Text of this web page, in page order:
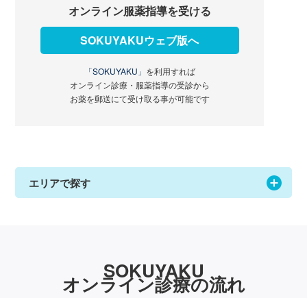
オンライン服薬指導を受ける
SOKUYAKUウェブ版へ
「SOKUYAKU」 を利用すれば
オンライン診療・服薬指導の受診から
お薬を郵送にて受け取る事が可能です
エリアで探す
SOKUYAKU
オンライン診療の流れ